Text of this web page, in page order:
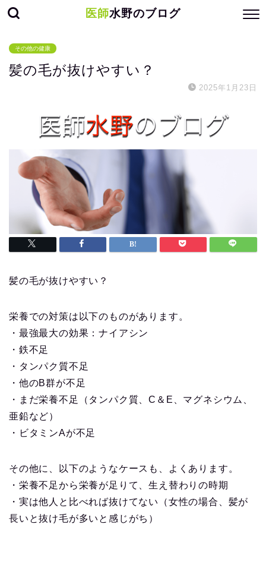
医師水野のブログ
その他の健康
髪の毛が抜けやすい？
2025年1月23日
髪の毛が抜けやすい？
栄養での対策は以下のものがあります。
・最強最大の効果：ナイアシン
・鉄不足
・タンパク質不足
・他のB群が不足
・まだ栄養不足（タンパク質、C＆E、マグネシウム、
亜鉛など）
・ビタミンAが不足
その他に、以下のようなケースも、よくあります。
・栄養不足から栄養が足りて、生え替わりの時期
・実は他人と比べれば抜けてない（女性の場合、髪が
長いと抜け毛が多いと感じがち）